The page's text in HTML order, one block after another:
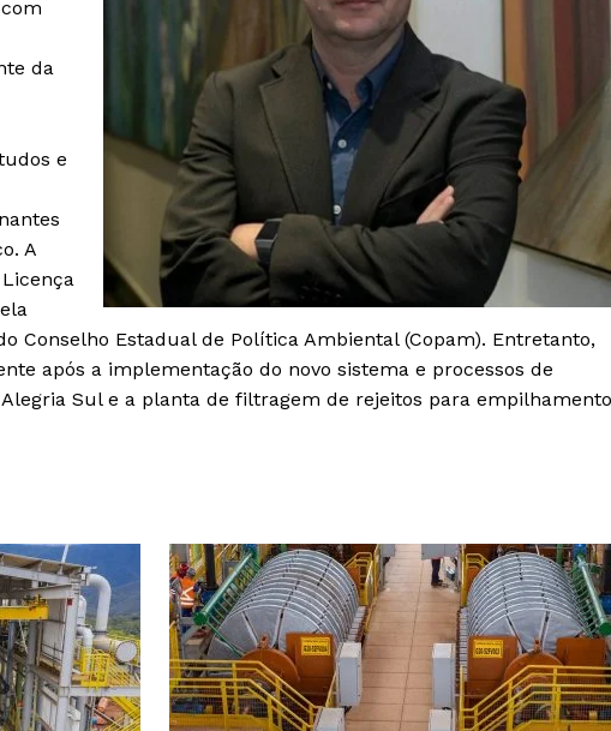
da
e
A
Conselho Estadual de Política Ambiental (Copam). Entretanto,
após a implementação do novo sistema e processos de
Sul e a planta de filtragem de rejeitos para empilhamento